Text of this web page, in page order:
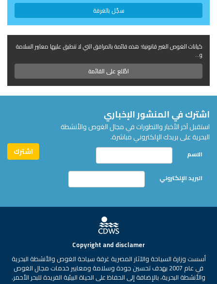
سجّل بالغرفة
كيانات الغوص الغير قانونية؛ هذه قائمة بالمرافق التي لا تنطبق عليها معايير السلامة
و...
اطّلع على القائمة
اشترك في المنشور الإخباري
استقبل آخر الأخبار والتطورات في مجال الغوص والأنشطة
البحرية على بريدك الإلكتروني مباشرة.
الاسم
البريد الإلكتروني
Copyright and disclamer
أسست وزارة السياحة والآثار المصرية غرفة سياحة الغوص والأنشطة البحرية
في عام 2007 بهدف تحسين جودة وسلامة ومعايير خدمات مجال الغوص
والأنشطة البحرية، بالإضافة إلى الحفاظ على الحياة البيئية الفريدة للبحر الأحمر.